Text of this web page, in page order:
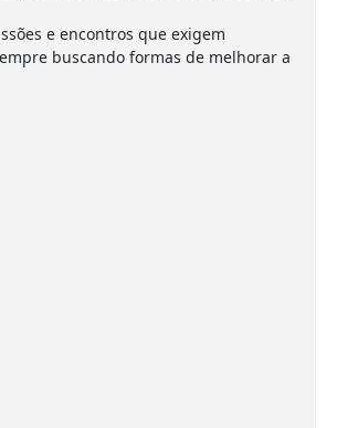
e encontros que exigem
buscando formas de melhorar a